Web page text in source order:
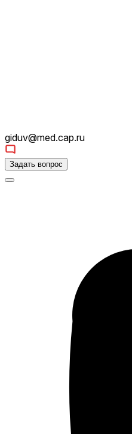
giduv@med.cap.ru
Задать вопрос